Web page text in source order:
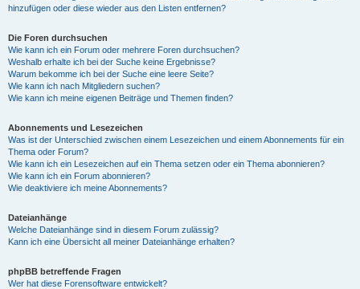
hinzufügen oder diese wieder aus den Listen entfernen?
Die Foren durchsuchen
Wie kann ich ein Forum oder mehrere Foren durchsuchen?
Weshalb erhalte ich bei der Suche keine Ergebnisse?
Warum bekomme ich bei der Suche eine leere Seite?
Wie kann ich nach Mitgliedern suchen?
Wie kann ich meine eigenen Beiträge und Themen finden?
Abonnements und Lesezeichen
Was ist der Unterschied zwischen einem Lesezeichen und einem Abonnements für ein
Thema oder Forum?
Wie kann ich ein Lesezeichen auf ein Thema setzen oder ein Thema abonnieren?
Wie kann ich ein Forum abonnieren?
Wie deaktiviere ich meine Abonnements?
Dateianhänge
Welche Dateianhänge sind in diesem Forum zulässig?
Kann ich eine Übersicht all meiner Dateianhänge erhalten?
phpBB betreffende Fragen
Wer hat diese Forensoftware entwickelt?